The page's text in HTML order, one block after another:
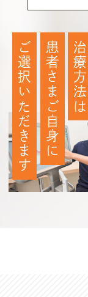
治療方法は
患者さまご自身に
ご選択いただきます